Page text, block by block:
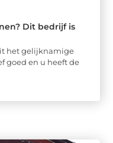
Dit bedrijf is
het gelijknamige
goed en u heeft de